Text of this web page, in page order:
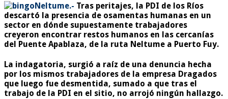
Neltume.- Tras peritajes, la PDI de los Ríos
descartó la presencia de osamentas humanas en un
sector en dónde supuestamente trabajadores
creyeron encontrar restos humanos en las cercanías
del Puente Apablaza, de la ruta Neltume a Puerto Fuy.
La indagatoria, surgió a raíz de una denuncia hecha
por los mismos trabajadores de la empresa Dragados
que luego fue desmentida, sumado a que tras el
trabajo de la PDI en el sitio, no arrojó ningún hallazgo.